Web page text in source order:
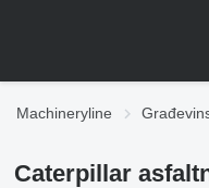
Machineryline
Caterpillar